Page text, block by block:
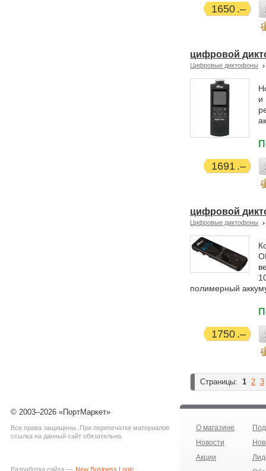
1650
цифровой
Цифровые диктофоны
и
1691
цифровой
Цифровые диктофоны
полимерный
1750
Страницы: 1 2 3
© 2003–2026 «ПортМаркет»
Все права защищены. При перепечатке материалов
ссылка на данный сайт обязательна.
Разработка сайта — New Business Logic
О магазине
Новости
Акции